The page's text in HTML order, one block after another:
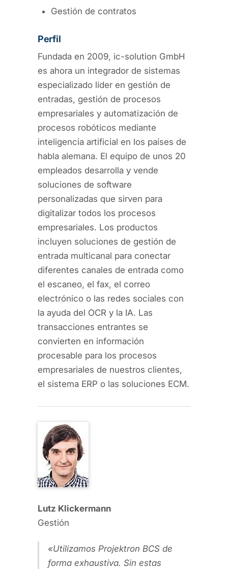
Gestión de contratos
Perfil
Fundada en 2009, ic-solution GmbH
es ahora un integrador de sistemas
especializado líder en gestión de
entradas, gestión de procesos
empresariales y automatización de
procesos robóticos mediante
inteligencia artificial en los países de
habla alemana. El equipo de unos 20
empleados desarrolla y vende
soluciones de software
personalizadas que sirven para
digitalizar todos los procesos
empresariales. Los productos
incluyen soluciones de gestión de
entrada multicanal para conectar
diferentes canales de entrada como
el escaneo, el fax, el correo
electrónico o las redes sociales con
la ayuda del OCR y la IA. Las
transacciones entrantes se
convierten en información
procesable para los procesos
empresariales de nuestros clientes,
el sistema ERP o las soluciones ECM.
Lutz Klickermann
Gestión
Utilizamos Projektron BCS de
forma exhaustiva. Sin estas